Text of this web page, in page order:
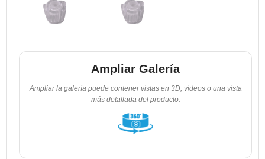
Ampliar Galería
Ampliar la galería puede contener vistas en 3D, videos o una vista
más detallada del producto.